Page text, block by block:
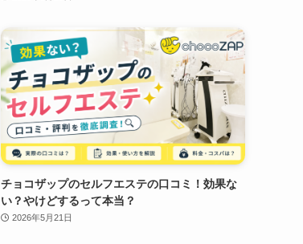
チョコザップのセルフエステの口コミ！効果な
い？やけどするって本当？
2026年5月21日